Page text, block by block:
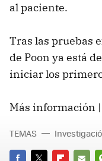
al paciente.
Tras las pruebas
de Poon ya está
iniciar los
Más información |
TEMAS